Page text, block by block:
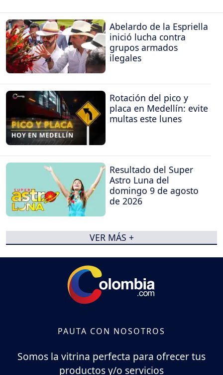
Abelardo de la Espriella
inició lucha contra
grupos armados
ilegales
Rotación del pico y
placa en Medellín: evite
multas este lunes
Resultado del Super
Astro Luna del
domingo 9 de agosto
de 2026
VER MÁS +
PAUTA CON NOSOTROS
Somos la vitrina perfecta para ofrecer tus
productos y/o servicios